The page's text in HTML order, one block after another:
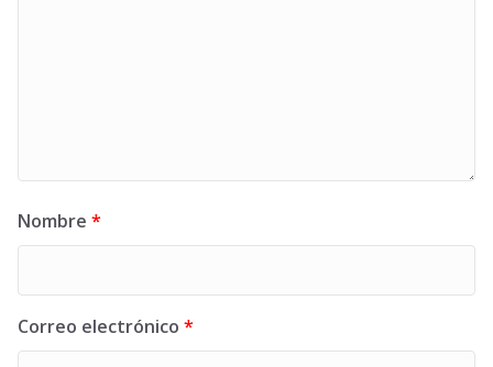
Nombre *
Correo electrónico *